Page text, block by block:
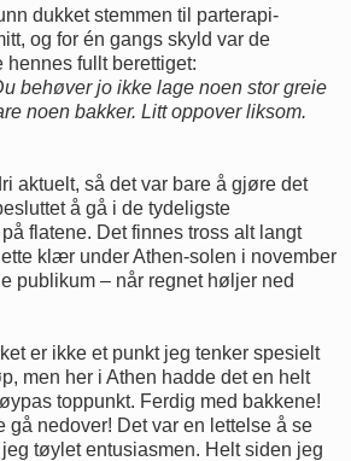
dukket stemmen til parterapi-
og for én gangs skyld var de
fullt berettiget:
behøver jo ikke lage noen stor greie
noen bakker. Litt oppover liksom.
aktuelt, så det var bare å gjøre det
å gå i de tydeligste
flatene. Det finnes tross alt langt
klær under Athen-solen i november
publikum – når regnet høljer ned
er ikke et punkt jeg tenker spesielt
men her i Athen hadde det en helt
toppunkt. Ferdig med bakkene!
gå nedover! Det var en lettelse å se
tøylet entusiasmen. Helt siden jeg